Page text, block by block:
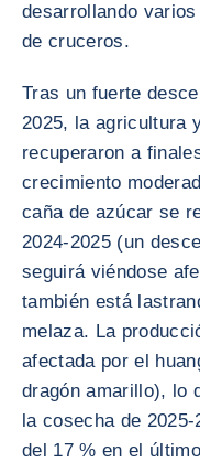
desarrollando
de cruceros.
Tras un fuerte
2025, la agricultura
recuperaron a
crecimiento
caña de azúcar se
2024-2025 (un
seguirá viéndose
también está
melaza. La
afectada por el
dragón amarillo), lo
la cosecha de
del 17 % en el